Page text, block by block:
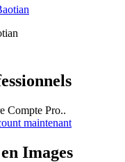
Compte Pro..
maintenant
Images